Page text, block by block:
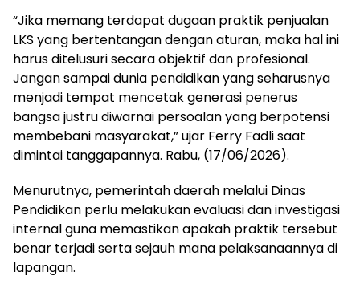
“Jika memang terdapat dugaan praktik penjualan
LKS yang bertentangan dengan aturan, maka hal ini
harus ditelusuri secara objektif dan profesional.
Jangan sampai dunia pendidikan yang seharusnya
menjadi tempat mencetak generasi penerus
bangsa justru diwarnai persoalan yang berpotensi
membebani masyarakat,” ujar Ferry Fadli saat
dimintai tanggapannya. Rabu, (17/06/2026).
Menurutnya, pemerintah daerah melalui Dinas
Pendidikan perlu melakukan evaluasi dan investigasi
internal guna memastikan apakah praktik tersebut
benar terjadi serta sejauh mana pelaksanaannya di
lapangan.